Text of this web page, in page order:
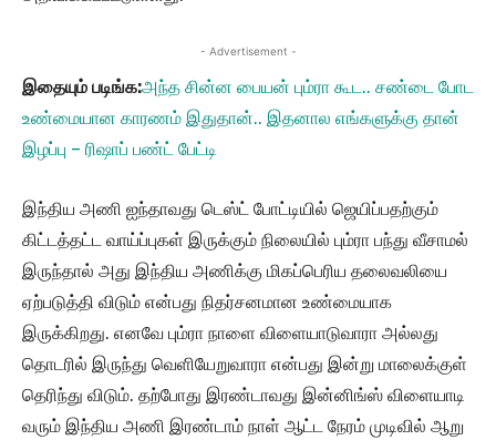
- Advertisement -
இதையும் படிங்க:அந்த சின்ன பையன் பும்ரா கூட.. சண்டை போட
உண்மையான காரணம் இதுதான்.. இதனால எங்களுக்கு தான்
இழப்பு – ரிஷாப் பண்ட் பேட்டி
இந்திய அணி ஐந்தாவது டெஸ்ட் போட்டியில் ஜெயிப்பதற்கும்
கிட்டத்தட்ட வாய்ப்புகள் இருக்கும் நிலையில் பும்ரா பந்து வீசாமல்
இருந்தால் அது இந்திய அணிக்கு மிகப்பெரிய தலைவலியை
ஏற்படுத்தி விடும் என்பது நிதர்சனமான உண்மையாக
இருக்கிறது. எனவே பும்ரா நாளை விளையாடுவாரா அல்லது
தொடரில் இருந்து வெளியேறுவாரா என்பது இன்று மாலைக்குள்
தெரிந்து விடும். தற்போது இரண்டாவது இன்னிங்ஸ் விளையாடி
வரும் இந்திய அணி இரண்டாம் நாள் ஆட்ட நேரம் முடிவில் ஆறு